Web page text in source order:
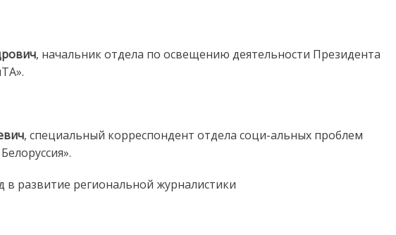
, начальник отдела по освещению деятельности Президента
, специальный корреспондент отдела соци-альных проблем
развитие региональной журналистики